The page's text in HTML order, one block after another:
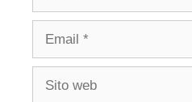
Email
Sito